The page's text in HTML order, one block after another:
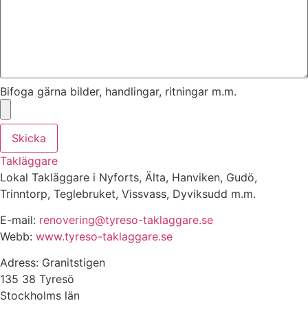
Bifoga gärna bilder, handlingar, ritningar m.m.
Skicka
Takläggare
Lokal Takläggare i Nyforts, Älta, Hanviken, Gudö,
Trinntorp, Teglebruket, Vissvass, Dyviksudd m.m.
E-mail: renovering@tyreso-taklaggare.se
Webb: www.tyreso-taklaggare.se
Adress: Granitstigen
135 38 Tyresö
Stockholms län